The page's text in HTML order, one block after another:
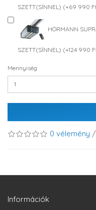
SZETT(SÍNNEL) (+69 990
HÖRMANN
SZETT(SÍNNEL) (+124 990
Mennyiség
0 vélemény /
Információk